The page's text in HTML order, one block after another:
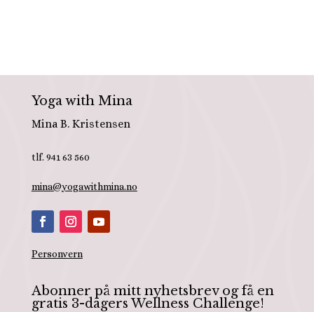
Yoga with Mina
Mina B. Kristensen
tlf. 941 63 560
mina@yogawithmina.no
Personvern
Abonner på mitt nyhetsbrev og få en
gratis 3-dagers Wellness Challenge!